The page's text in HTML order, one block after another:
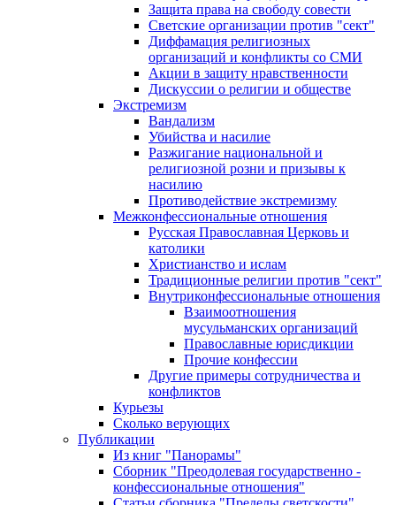
Защита права на свободу совести
Светские организации против "сект"
Диффамация религиозных
организаций и конфликты со СМИ
Акции в защиту нравственности
Дискуссии о религии и обществе
Экстремизм
Вандализм
Убийства и насилие
Разжигание национальной и
религиозной розни и призывы к
насилию
Противодействие экстремизму
Межконфессиональные отношения
Русская Православная Церковь и
католики
Христианство и ислам
Традиционные религии против "сект"
Внутриконфессиональные отношения
Взаимоотношения
мусульманских организаций
Православные юрисдикции
Прочие конфессии
Другие примеры сотрудничества и
конфликтов
Курьезы
Сколько верующих
Публикации
Из книг "Панорамы"
Сборник "Преодолевая государственно -
конфессиональные отношения"